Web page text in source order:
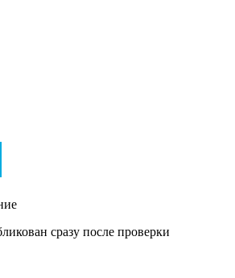
сразу после проверки